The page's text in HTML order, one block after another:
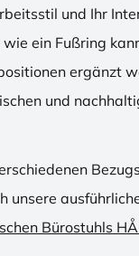
und Ihr
ein Fußring
ergänzt
und
unsere
Bürostuhls